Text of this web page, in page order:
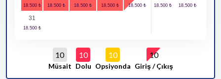
31
10
Müsait
10
Dolu
10
Opsiyonda
10
Giriş / Çıkış